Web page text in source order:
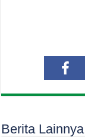
Berita Lainnya